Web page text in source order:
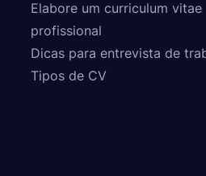
Elabore um curriculum vitae
profissional
Dicas para entrevista de
Tipos de CV